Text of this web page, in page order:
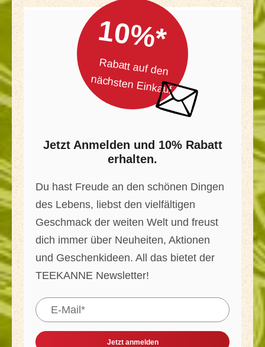
10%*
Rabatt auf den
nächsten Einkauf
Jetzt Anmelden und 10% Rabatt
erhalten.
Du hast Freude an den schönen Dingen
des Lebens, liebst den vielfältigen
Geschmack der weiten Welt und freust
dich immer über Neuheiten, Aktionen
und Geschenkideen. All das bietet der
TEEKANNE Newsletter!
Jetzt anmelden